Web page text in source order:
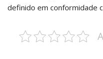
definido em conformidade